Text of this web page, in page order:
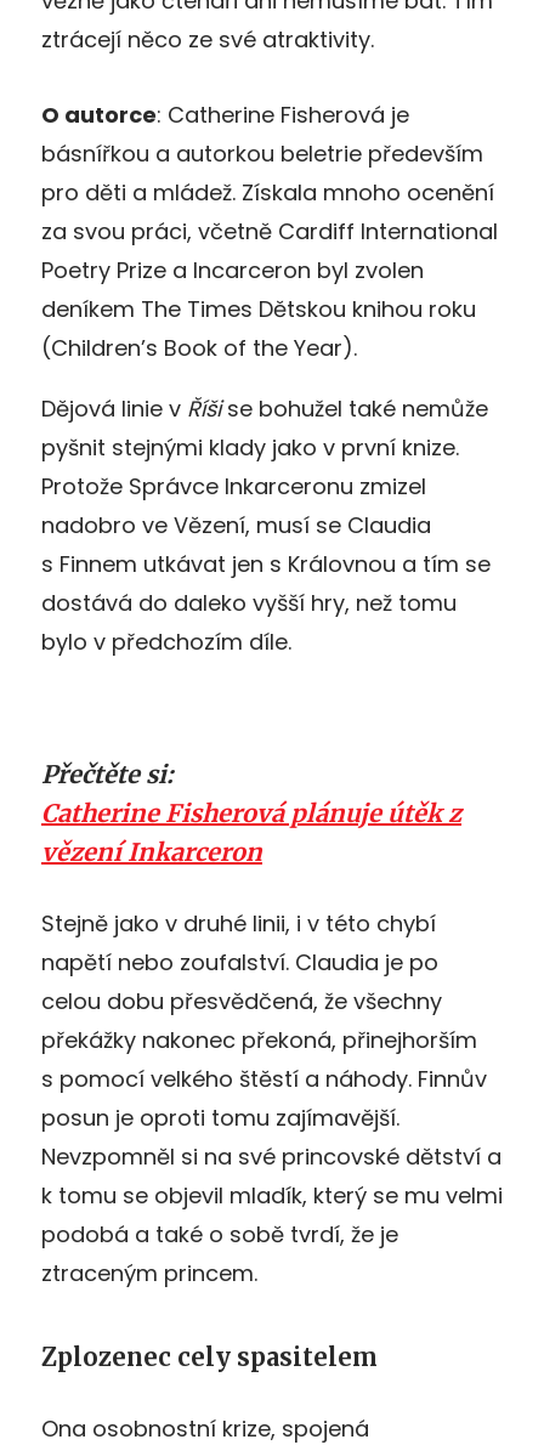
ztrácejí něco ze své atraktivity.
O autorce: Catherine Fisherová je
básnířkou a autorkou beletrie především
pro děti a mládež. Získala mnoho ocenění
za svou práci, včetně Cardiff International
Poetry Prize a Incarceron byl zvolen
deníkem The Times Dětskou knihou roku
(Children’s Book of the Year).
Dějová linie v Říšise bohužel také nemůže
pyšnit stejnými klady jako v první knize.
Protože Správce Inkarceronu zmizel
nadobro ve Vězení, musí se Claudia
s Finnem utkávat jen s Královnou a tím se
dostává do daleko vyšší hry, než tomu
bylo v předchozím díle.
Přečtěte si:
Catherine Fisherová plánuje útěk z
vězení Inkarceron
Stejně jako v druhé linii, i v této chybí
napětí nebo zoufalství. Claudia je po
celou dobu přesvědčená, že všechny
překážky nakonec překoná, přinejhorším
s pomocí velkého štěstí a náhody. Finnův
posun je oproti tomu zajímavější.
Nevzpomněl si na své princovské dětství a
k tomu se objevil mladík, který se mu velmi
podobá a také o sobě tvrdí, že je
ztraceným princem.
Zplozenec cely spasitelem
Ona osobnostní krize, spojená